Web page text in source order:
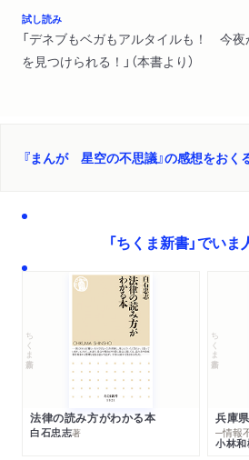
やぎ座／うお座／みずがめ座／みなみ
第四章 冬の星座
おおいぬ座／こいぬ座
第五章 南天の星座
１ 星が明るいほど暗闇は美しい
みなみじゅうじ座／ケンタウルス座
２ 南天で迷わないために
りゅうこつ座／マゼラン雲
第六章 街中でも見える星
月／太陽／オーロラ／日食／月食／惑
星
試し読み
「デネブもベガもアルタイルも！ 今夜
を見つけられる！」（本書より）
『まんが 星空の不思議』の感想をおく
「ちくま新書」でい
ちくま新書
法律の読み方がわかる本
白石忠志著
ちくま新書
兵庫
─情報
小林